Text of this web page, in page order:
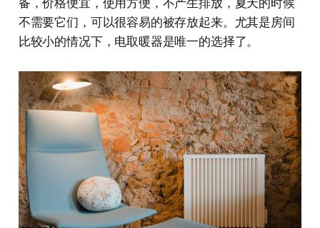
不需要它们，可以很容易的被存放起来。尤其是房间
比较小的情况下，电取暖器是唯一的选择了。